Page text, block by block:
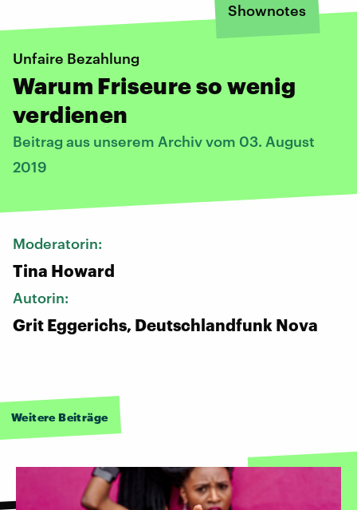
Shownotes
Unfaire Bezahlung
Warum Friseure so wenig
verdienen
Beitrag aus unserem Archiv vom 03. August
2019
Moderatorin:
Tina Howard
Autorin:
Grit Eggerichs, Deutschlandfunk Nova
Weitere Beiträge